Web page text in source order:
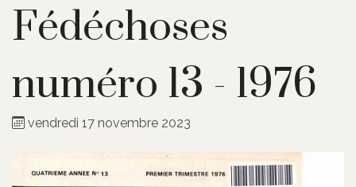
Fédéchoses
numéro 13 - 1976
vendredi 17 novembre 2023